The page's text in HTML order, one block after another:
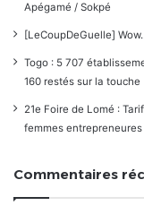
Apégamé / Sokpé
[LeCoupDeGuelle]
Togo : 5 707
160 restés sur la touche
21e Foire de Lomé :
femmes entrepreneures
Commentaires